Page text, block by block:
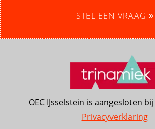
STEL EEN VRAAG
OEC IJsselstein is aangesloten bij
Privacyverklaring